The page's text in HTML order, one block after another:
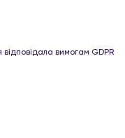
вимогам GDPR